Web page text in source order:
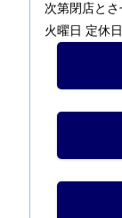
次第閉店とさ
火曜日 定休